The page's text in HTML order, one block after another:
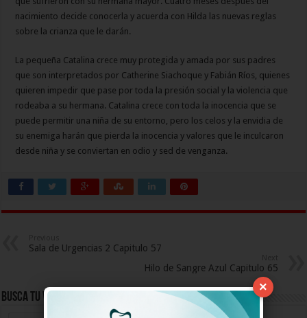
nacimiento decide conocerla y acuerda con Hilda las nuevas reglas
sobre la crianza que le darán.
La pequeña Catalina crece muy protegida y amada por sus padres
que son interpretados por Catherine Siachoque y Fabián Ríos, quienes
quieren impedir que pase por toda la presión social y la violencia que
rodeaba a su hermana. Catalina crece con toda la inocencia que se
puede permitir una niña de su entorno, pero los celos y la envidia de
su enemiga harán que pierda la inocencia y valores que le inculcaron
desde niña y se conviertan en odio y sed de venganza.
Sala de Urgencias 2 Capitulo 57
Hilo de Sangre Azul Capitulo 65
Busca Tu Video Aqui
×